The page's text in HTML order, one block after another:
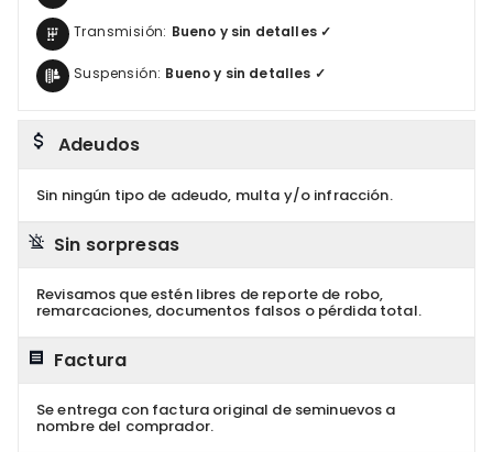
Transmisión: Bueno y sin detalles ✓
Suspensión: Bueno y sin detalles ✓
Adeudos
Sin ningún tipo de adeudo, multa y/o infracción.
Sin sorpresas
Revisamos que estén libres de reporte de robo,
remarcaciones, documentos falsos o pérdida total.
Factura
Se entrega con factura original de seminuevos a
nombre del comprador.